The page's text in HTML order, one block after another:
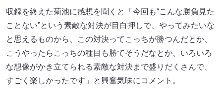
収録を終えた菊池に感想を聞くと「今回も“こんな勝負見た
ことない”という素敵な対決が目白押しで、やってみたいな
と思えるものから、この対決ってこっちが勝つんだとか、
こうやったらこっちの種目も勝てそうだなとか、いろいろ
な想像がかき立てられる素敵な対決まで盛りだくさんで、
すごく楽しかったです」と興奮気味にコメント。